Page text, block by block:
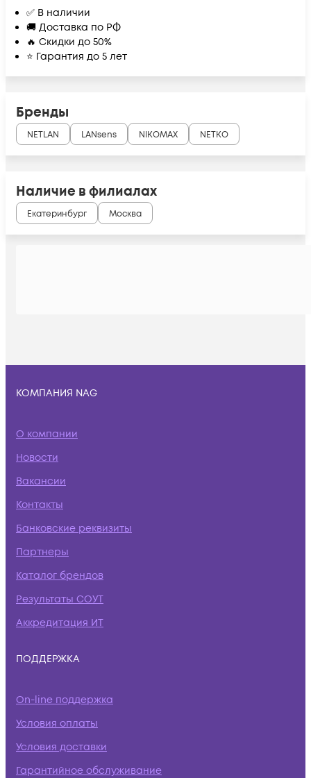
✅ В наличии
🚚 Доставка по РФ
🔥 Скидки до 50%
⭐ Гарантия до 5 лет
Бренды
NETLAN LANsens NIKOMAX NETKO
Наличие в филиалах
Екатеринбург Москва
КОМПАНИЯ NAG
О компании
Новости
Вакансии
Контакты
Банковские реквизиты
Партнеры
Каталог брендов
Результаты СОУТ
Аккредитация ИТ
ПОДДЕРЖКА
On-line поддержка
Условия оплаты
Условия доставки
Гарантийное обслуживание